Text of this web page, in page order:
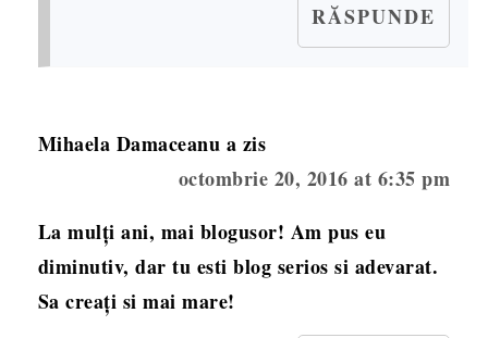
RĂSPUNDE
Mihaela Damaceanu a zis
octombrie 20, 2016 at 6:35 pm
La mulți ani, mai blogusor! Am pus eu
diminutiv, dar tu esti blog serios si adevarat.
Sa creați si mai mare!